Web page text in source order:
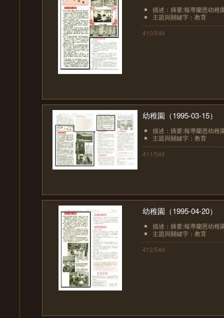
描述：摘要:報導蘭恩幼稚
主題與關鍵字：教育
410/546
幼稚園（1995-03-15）
描述：摘要:報導蘭恩幼稚
主題與關鍵字：教育
411/546
幼稚園（1995-04-20）
描述：摘要:報導蘭恩幼稚
主題與關鍵字：教育
412/546